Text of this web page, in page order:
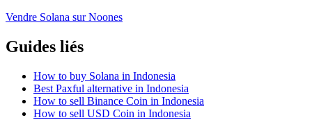
Vendre Solana sur Noones
Guides liés
How to buy Solana in Indonesia
Best Paxful alternative in Indonesia
How to sell Binance Coin in Indonesia
How to sell USD Coin in Indonesia